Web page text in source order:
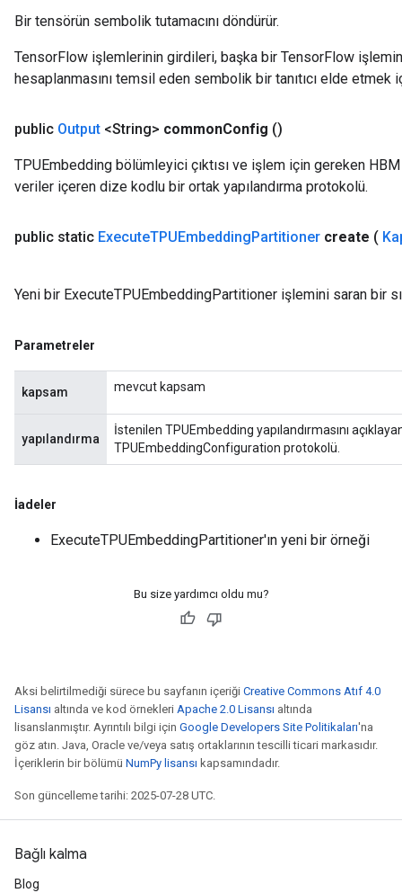
Bir tensörün sembolik tutamacını döndürür.
TensorFlow işlemlerinin girdileri, başka bir TensorFlow
hesaplanmasını temsil eden sembolik bir tanıtıcı elde etmek
public Output <String> commonConfig ()
TPUEmbedding bölümleyici çıktısı ve işlem için gereken
veriler içeren dize kodlu bir ortak yapılandırma protokolü.
public static ExecuteTPUEmbeddingPartitioner create (
Yeni bir ExecuteTPUEmbeddingPartitioner işlemini saran bir
Parametreler
kapsam mevcut kapsam
yapılandırma
İstenilen TPUEmbedding yapılandırmasını
TPUEmbeddingConfiguration protokolü.
İadeler
ExecuteTPUEmbeddingPartitioner'ın yeni bir örneği
Bu size yardımcı oldu mu?
Aksi belirtilmediği sürece bu sayfanın içeriği Creative Commons Atıf 4.0
Lisansı altında ve kod örnekleri Apache 2.0 Lisansı altında
lisanslanmıştır. Ayrıntılı bilgi için Google Developers Site Politikaları'na
göz atın. Java, Oracle ve/veya satış ortaklarının tescilli ticari markasıdır.
İçeriklerin bir bölümü NumPy lisansı kapsamındadır.
Son güncelleme tarihi: 2025-07-28 UTC.
Bağlı kalma
Blog